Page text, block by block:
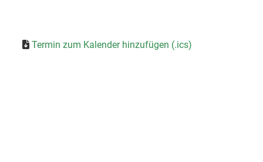
Termin zum Kalender hinzufügen (.ics)